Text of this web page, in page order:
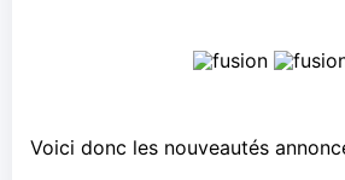
Voici donc les nouveautés